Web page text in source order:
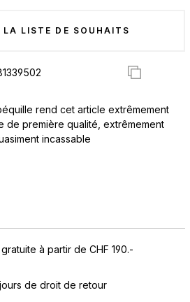
LISTE DE SOUHAITS
rend cet article extrêmement
de première qualité, extrêmement
incassable
à partir de CHF 190.-
de droit de retour